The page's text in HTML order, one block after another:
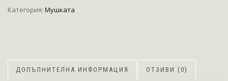
Категория: Мушката
ДОПЪЛНИТЕЛНА ИНФОРМАЦИЯ ОТЗИВИ (0)